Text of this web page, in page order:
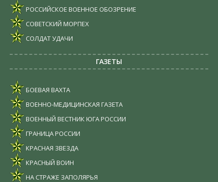
РОССИЙСКОЕ ВОЕННОЕ ОБОЗРЕНИЕ
СОВЕТСКИЙ МОРПЕХ
СОЛДАТ УДАЧИ
ГАЗЕТЫ
БОЕВАЯ ВАХТА
ВОЕННО-МЕДИЦИНСКАЯ ГАЗЕТА
ВОЕННЫЙ ВЕСТНИК ЮГА РОССИИ
ГРАНИЦА РОССИИ
КРАСНАЯ ЗВЕЗДА
КРАСНЫЙ ВОИН
НА СТРАЖЕ ЗАПОЛЯРЬЯ